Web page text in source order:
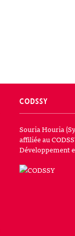
CODSSY
Souria Houria
affiliée au
Développement